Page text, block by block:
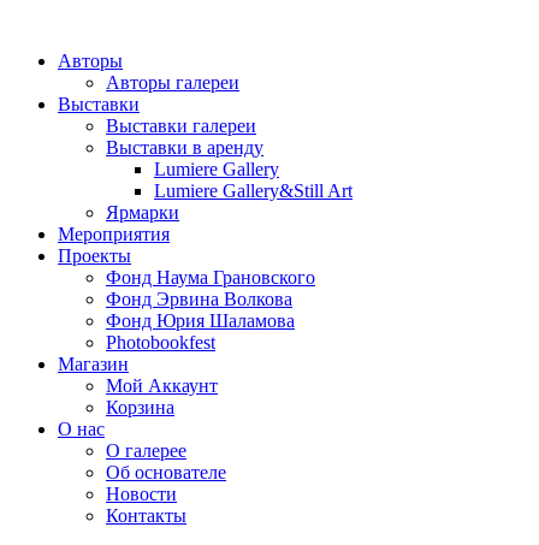
Авторы
Авторы галереи
Выставки
Выставки галереи
Выставки в аренду
Lumiere Gallery
Lumiere Gallery&Still Art
Ярмарки
Мероприятия
Проекты
Фонд Наума Грановского
Фонд Эрвина Волкова
Фонд Юрия Шаламова
Photobookfest
Магазин
Мой Аккаунт
Корзина
О нас
О галерее
Об основателе
Новости
Контакты